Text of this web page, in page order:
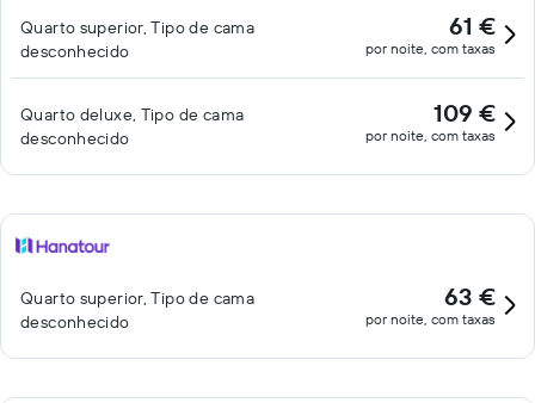
Quarto superior, Tipo de cama
desconhecido
61 €
por noite, com taxas
Quarto deluxe, Tipo de cama
desconhecido
109 €
por noite, com taxas
Quarto superior, Tipo de cama
desconhecido
63 €
por noite, com taxas